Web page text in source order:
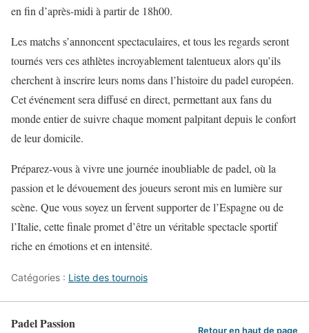
en fin d’après-midi à partir de 18h00.
Les matchs s’annoncent spectaculaires, et tous les regards seront
tournés vers ces athlètes incroyablement talentueux alors qu’ils
cherchent à inscrire leurs noms dans l’histoire du padel européen.
Cet événement sera diffusé en direct, permettant aux fans du
monde entier de suivre chaque moment palpitant depuis le confort
de leur domicile.
Préparez-vous à vivre une journée inoubliable de padel, où la
passion et le dévouement des joueurs seront mis en lumière sur
scène. Que vous soyez un fervent supporter de l’Espagne ou de
l’Italie, cette finale promet d’être un véritable spectacle sportif
riche en émotions et en intensité.
Catégories : Liste des tournois
Padel Passion Retour en haut de page